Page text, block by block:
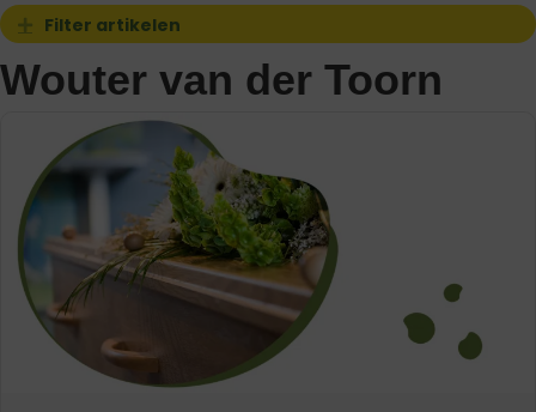
Uitbreiden
Filter artikelen
Wouter van der Toorn